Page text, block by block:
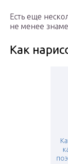
Есть еще
не менее
Как